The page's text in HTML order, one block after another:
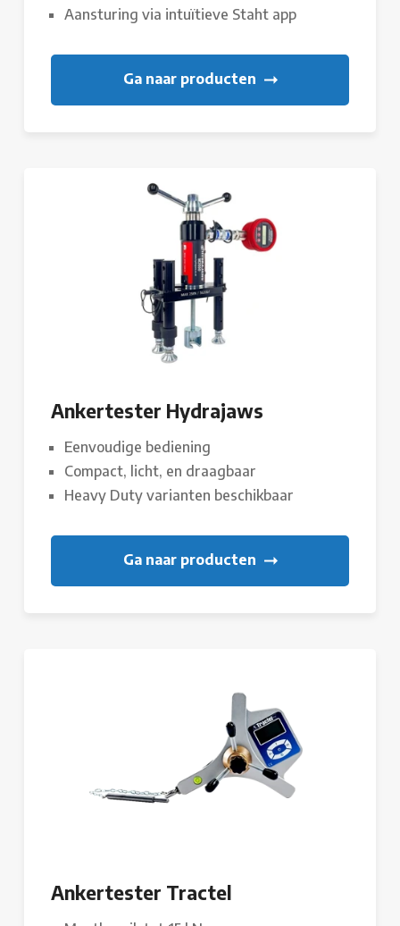
Aansturing via intuïtieve Staht app
Ga naar producten
Ankertester Hydrajaws
Eenvoudige bediening
Compact, licht, en draagbaar
Heavy Duty varianten beschikbaar
Ga naar producten
Ankertester Tractel